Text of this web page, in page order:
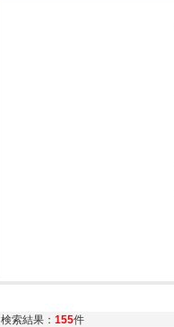
検索結果： 155件